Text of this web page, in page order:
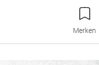
Merken